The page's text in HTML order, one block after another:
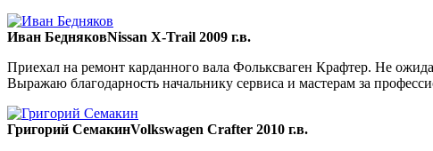
Иван БедняковNissan X-Trail 2009 г.в.
Приехал на ремонт карданного вала Фольксваген Крафтер. Не
Выражаю благодарность начальнику сервиса и мастерам за
Григорий СемакинVolkswagen Crafter 2010 г.в.